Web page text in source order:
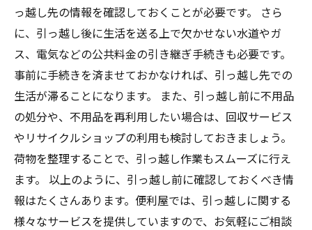
っ越し先の情報を確認しておくことが必要です。 さら
に、引っ越し後に生活を送る上で欠かせない水道やガ
ス、電気などの公共料金の引き継ぎ手続きも必要です。
事前に手続きを済ませておかなければ、引っ越し先での
生活が滞ることになります。 また、引っ越し前に不用品
の処分や、不用品を再利用したい場合は、回収サービス
やリサイクルショップの利用も検討しておきましょう。
荷物を整理することで、引っ越し作業もスムーズに行え
ます。 以上のように、引っ越し前に確認しておくべき情
報はたくさんあります。便利屋では、引っ越しに関する
様々なサービスを提供していますので、お気軽にご相談